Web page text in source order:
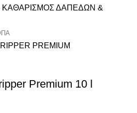
ΚΑΘΑΡΙΣΜΟΣ ΔΑΠΕΔΩΝ &
Premium 10 l